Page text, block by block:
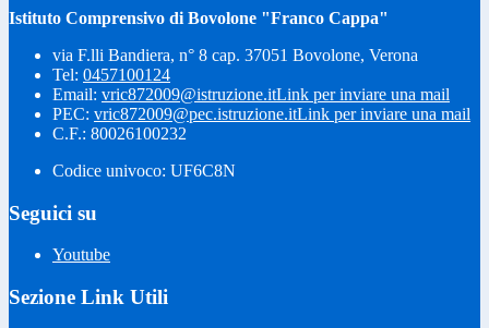
Istituto Comprensivo di Bovolone "Franco Cappa"
via F.lli Bandiera, n° 8 cap. 37051 Bovolone, Verona
Tel: 0457100124
Email: vric872009@istruzione.itLink per inviare una mail
PEC: vric872009@pec.istruzione.itLink per inviare una mail
C.F.: 80026100232
Codice univoco: UF6C8N
Seguici su
Youtube
Sezione Link Utili